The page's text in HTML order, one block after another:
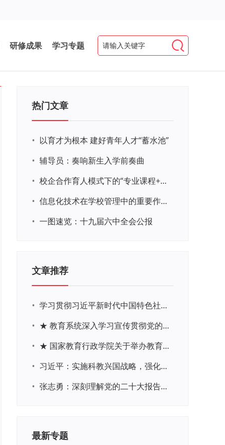
研修成果 学习专题
热门文章
• 以育才为根本 建好青年人才“蓄水池”
• 辅导员：奏响新生入学前奏曲
•
校企合作育人模式下的“专业课程+思政教育+党建活动”交叉融合的课程思政教学探索与实践
•
信息化技术在学校管理中的重要作用 ——以贵州省威宁民族中学和校园使用等为例
• 一图速览：十九届六中全会公报
文章推荐
•
学习贯彻习近平新时代中国特色社会主义思想主题教育网络培训
•
★ 教育系统深入学习宣传贯彻党的二十大精神学习专题
•
★ 国家教育行政学院关于举办教育系统深入学习宣传贯彻党的二十大精神专题网络培训的通知
•
习近平：实施科教兴国战略，强化现代化建设人才支撑
•
张志勇：深刻理解党的二十大报告关于教育的新思想、新战略、新要求
最新专题